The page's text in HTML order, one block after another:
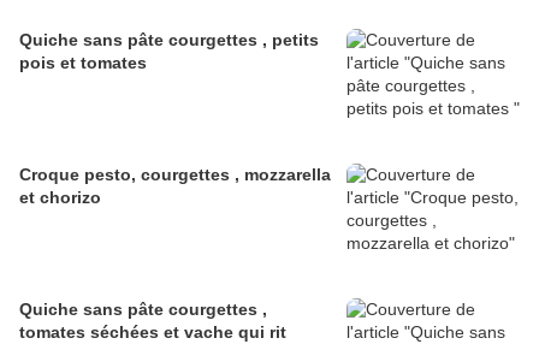
Quiche sans pâte courgettes , petits
pois et tomates
Croque pesto, courgettes , mozzarella
et chorizo
Quiche sans pâte courgettes ,
tomates séchées et vache qui rit